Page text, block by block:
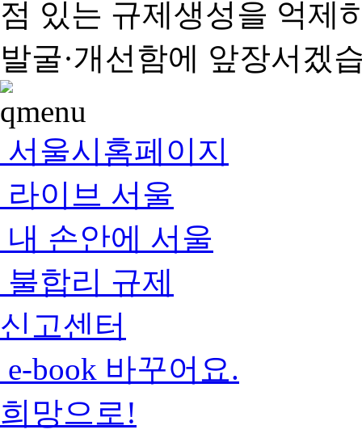
점 있는 규제생성을 억제
발굴·개선함에 앞장서겠
서울시홈페이지
라이브 서울
내 손안에 서울
불합리 규제
신고센터
e-book 바꾸어요.
희망으로!